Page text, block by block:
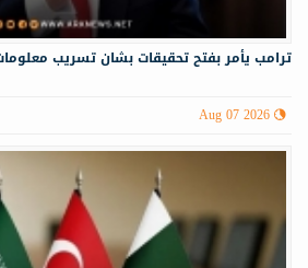
ترامب يأمر بفتح تحقيقات بشان تسريب
Aug 07 2026